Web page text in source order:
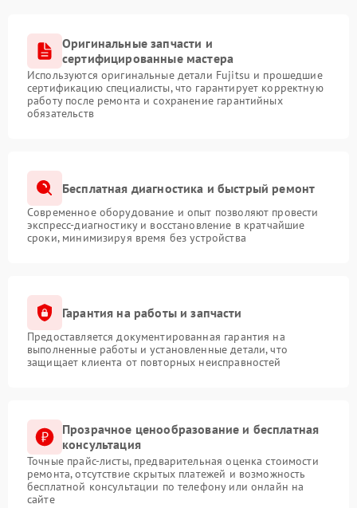
Оригинальные запчасти и
сертифицированные мастера
Используются оригинальные детали Fujitsu и прошедшие
сертификацию специалисты, что гарантирует корректную
работу после ремонта и сохранение гарантийных
обязательств
Бесплатная диагностика и быстрый ремонт
Современное оборудование и опыт позволяют провести
экспресс-диагностику и восстановление в кратчайшие
сроки, минимизируя время без устройства
Гарантия на работы и запчасти
Предоставляется документированная гарантия на
выполненные работы и установленные детали, что
защищает клиента от повторных неисправностей
Прозрачное ценообразование и бесплатная
консультация
Точные прайс-листы, предварительная оценка стоимости
ремонта, отсутствие скрытых платежей и возможность
бесплатной консультации по телефону или онлайн на
сайте